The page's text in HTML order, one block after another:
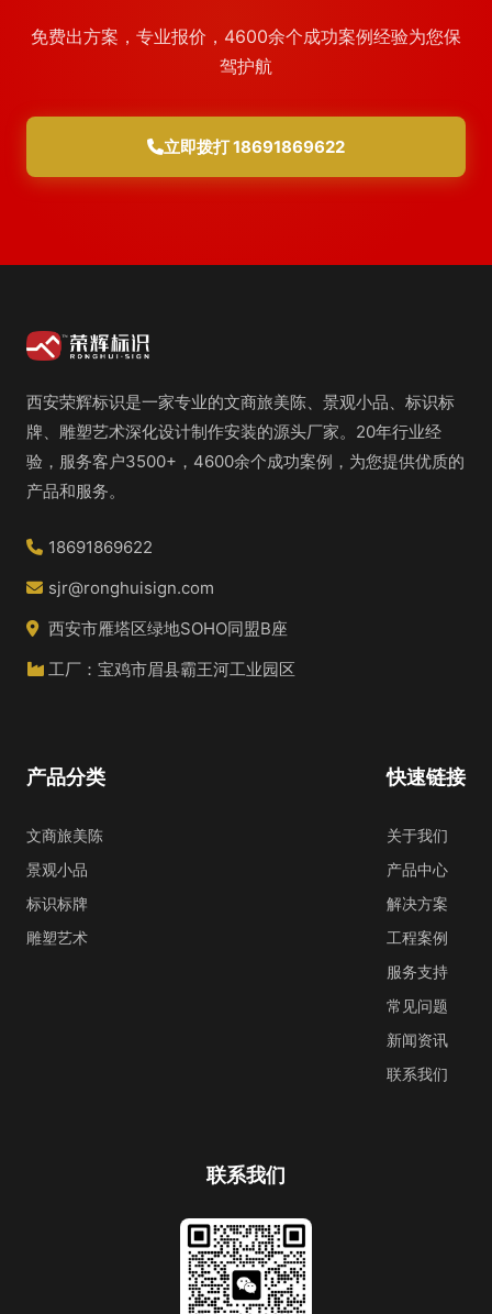
免费出方案，专业报价，4600余个成功案例经验为您保
驾护航
立即拨打 18691869622
西安荣辉标识是一家专业的文商旅美陈、景观小品、标识标
牌、雕塑艺术深化设计制作安装的源头厂家。20年行业经
验，服务客户3500+，4600余个成功案例，为您提供优质的
产品和服务。
18691869622
sjr@ronghuisign.com
西安市雁塔区绿地SOHO同盟B座
工厂：宝鸡市眉县霸王河工业园区
快速链接
关于我们
产品中心
解决方案
工程案例
服务支持
常见问题
新闻资讯
联系我们
产品分类
文商旅美陈
景观小品
标识标牌
雕塑艺术
联系我们